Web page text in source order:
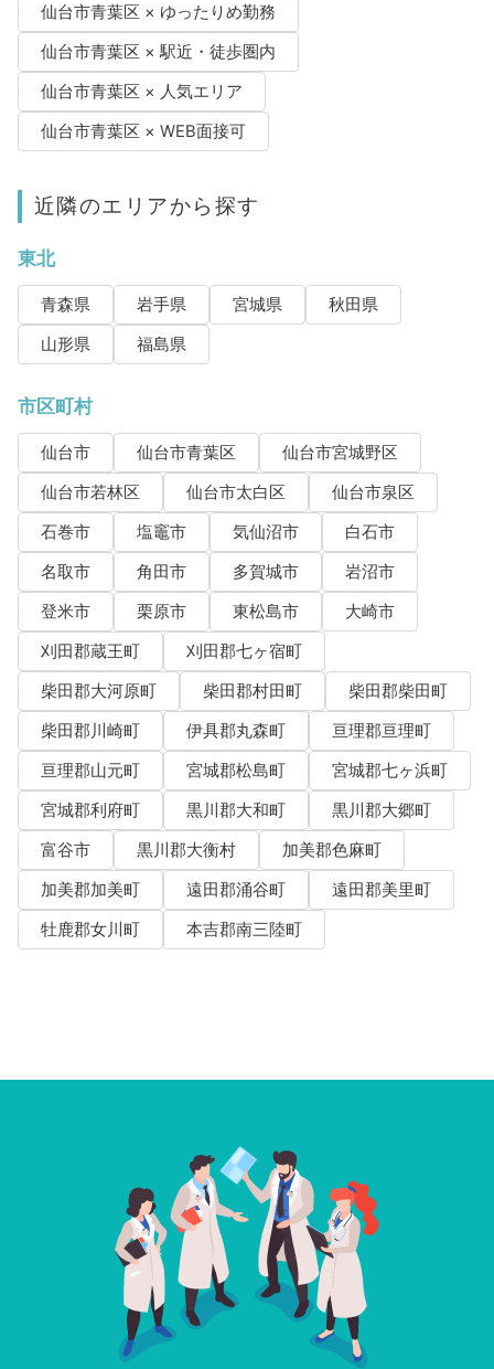
仙台市青葉区 × ゆったりめ勤務
仙台市青葉区 × 駅近・徒歩圏内
仙台市青葉区 × 人気エリア
仙台市青葉区 × WEB面接可
近隣のエリアから探す
東北
青森県 岩手県 宮城県
秋田県
山形県
福島県
市区町村
仙台市 仙台市青葉区
仙台市宮城野区
仙台市若林区
仙台市太白区
仙台市泉区
石巻市
塩竈市 気仙沼市
白石市
名取市
角田市 多賀城市
岩沼市
登米市
栗原市 東松島市
大崎市
刈田郡蔵王町
刈田郡七ヶ宿町
柴田郡大河原町
柴田郡村田町
柴田郡柴田町
柴田郡川崎町
伊具郡丸森町
亘理郡亘理町
亘理郡山元町
宮城郡松島町
宮城郡七ヶ浜町
宮城郡利府町
黒川郡大和町
黒川郡大郷町
富谷市
黒川郡大衡村
加美郡色麻町
加美郡加美町
遠田郡涌谷町
遠田郡美里町
牡鹿郡女川町
本吉郡南三陸町